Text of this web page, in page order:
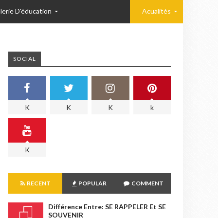
D'éducation Acualités
SOCIAL
K K K k
K
RECENT POPULAR COMMENT
Différence Entre: SE RAPPELER Et SE
SOUVENIR